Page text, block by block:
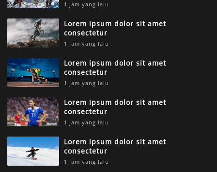
1 jam yang lalu
Lorem ipsum dolor sit amet
consectetur
1 jam yang lalu
Lorem ipsum dolor sit amet
consectetur
1 jam yang lalu
Lorem ipsum dolor sit amet
consectetur
1 jam yang lalu
Lorem ipsum dolor sit amet
consectetur
1 jam yang lalu